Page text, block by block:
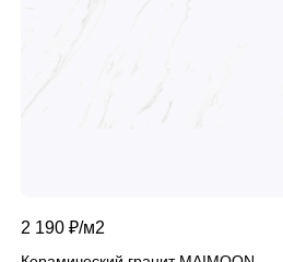
2 190 ₽/м2